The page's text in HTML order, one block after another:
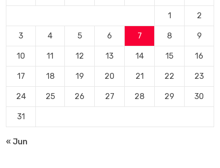
1 2
3 4 5 6 7 8 9
10 11 12 13 14 15 16
17 18 19 20 21 22 23
24 25 26 27 28 29 30
31
« Jun